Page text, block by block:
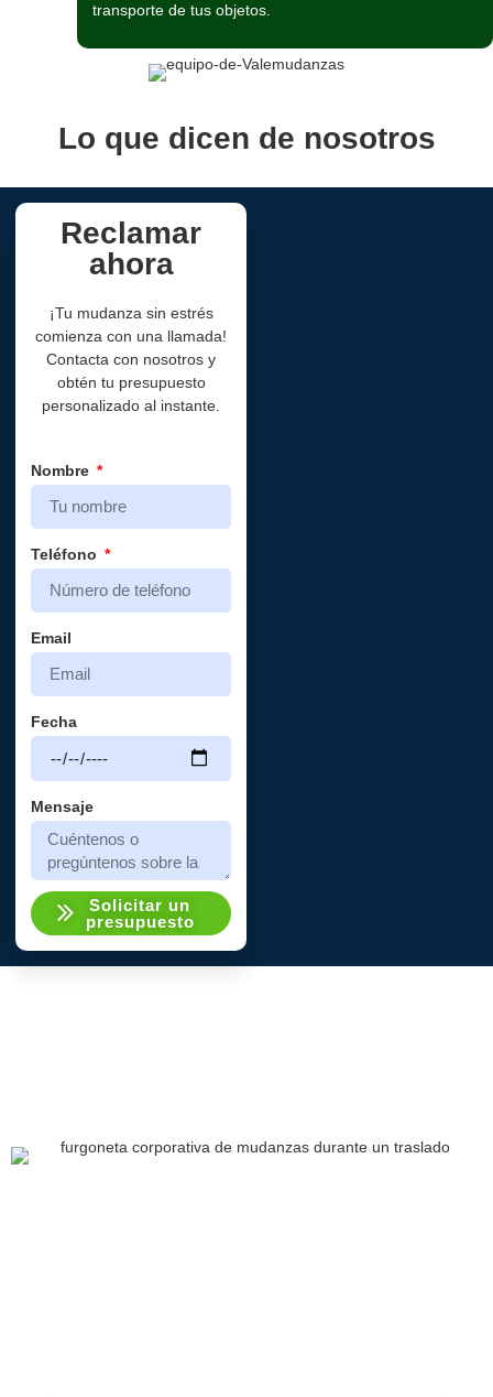
transporte de tus objetos.
Lo que dicen de nosotros
Reclamar
ahora
¡Tu mudanza sin estrés
comienza con una llamada!
Contacta con nosotros y
obtén tu presupuesto
personalizado al instante.
Nombre
Teléfono
Email
Fecha
Mensaje
Solicitar un
presupuesto